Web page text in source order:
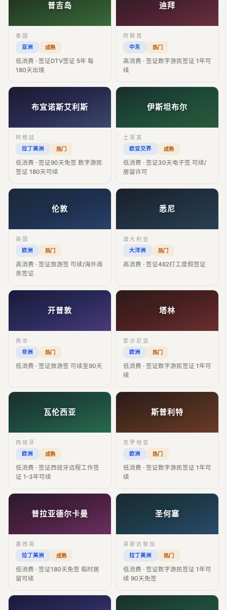
普吉岛
泰国
亚洲
成熟
低消费 · 签证DTV签证 5年 每
180天出境
迪拜
阿联酋
中东
热门
高消费 · 签证数字游民签证 1年可
续
布宜诺斯艾利斯
阿根廷
拉丁美洲
热门
低消费 · 签证90天免签 数字游民
签证 180天可续
伊斯坦布尔
土耳其
欧亚交界
成熟
低消费 · 签证30天电子签 可续/
居留许可
伦敦
英国
欧洲
热门
高消费 · 签证旅游签 可续/海外商
务签证
悉尼
澳大利亚
大洋洲
热门
高消费 · 签证462打工度假签证
开普敦
南非
非洲
热门
低消费 · 签证旅游签 可续至90天
塔林
爱沙尼亚
欧洲
热门
低消费 · 签证数字游民签证 1年可
续
瓦伦西亚
西班牙
欧洲
成熟
低消费 · 签证西班牙远程工作签
证 1-3年可续
斯普利特
克罗地亚
欧洲
热门
低消费 · 签证数字游民签证 1年可
续
普拉亚德尔卡曼
墨西哥
拉丁美洲
成熟
低消费 · 签证180天免签 临时居
留可续
圣何塞
哥斯达黎加
拉丁美洲
热门
低消费 · 签证数字游民签证 1年可
续 90天免签